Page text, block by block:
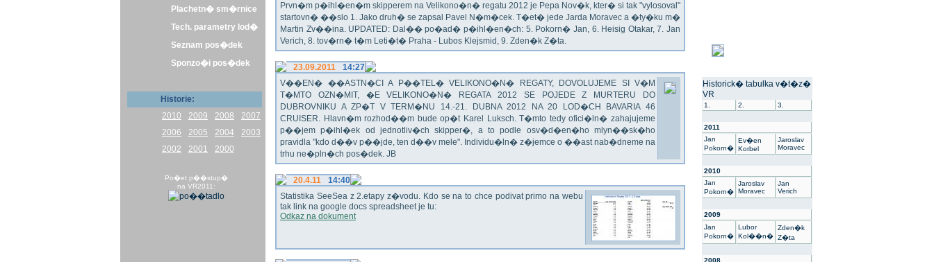
Plachetn� sm�rnice
Tech. parametry lod�
Seznam pos�dek
Sponzo�i pos�dek
Historie:
2010
2009 2008
2007
2006
2005 2004
2003
2002
2001 2000
Po�et p��stup�
na VR2011:
Prvn�m p�ihl�en�m skipperem na Velikono�n� regatu 2012 je Pepa Nov�k, kter� si tak "vylosoval"
startovn� ��slo 1. Jako druh� se zapsal Pavel N�m�cek. T�et� jede Jarda Moravec a �ty�ku m�
Martin Zv��ina. UPDATED: Dal�� po�ad� p�ihl�en�ch: 5. Pokorn� Jan, 6. Heisig Otakar, 7. Jan
Verich, 8. tov�rn� t�m Leti�t� Praha - Lubos Klejsmid, 9. Zden�k Z�ta.
23.09.2011
14:27
V��EN� ��ASTN�CI A P��TEL� VELIKONO�N� REGATY, DOVOLUJEME SI V�M
T�MTO OZN�MIT, �E VELIKONO�N� REGATA 2012 SE POJEDE Z MURTERU DO
DUBROVNIKU A ZP�T V TERM�NU 14.-21. DUBNA 2012 NA 20 LOD�CH BAVARIA 46
CRUISER. Hlavn�m rozhod��m bude op�t Karel Luksch. T�mto tedy ofici�ln� zahajujeme
p��jem p�ihl�ek od jednotliv�ch skipper�, a to podle osv�d�en�ho mlyn��sk�ho
pravidla "kdo d��v p��jde, ten d��v mele". Individu�ln� z�jemce o ��ast nab�dneme na
trhu ne�pln�ch pos�dek. JB
20.4.11
14:40
Statistika SeeSea z 2.etapy z�vodu. Kdo se na to chce podivat primo na webu
tak link na google docs spreadsheet je tu:
Odkaz na dokument
Historick� tabulka v�t�z�
VR
1. 2. 3.
2011
Jan
Pokorn�
Ev�en
Korbel
Jaroslav
Moravec
2010
Jan
Pokorn�
Jaroslav
Moravec
Jan
Verich
2009
Jan
Pokorn�
Lubor
Kol��n�
Zden�k
Z�ta
2008